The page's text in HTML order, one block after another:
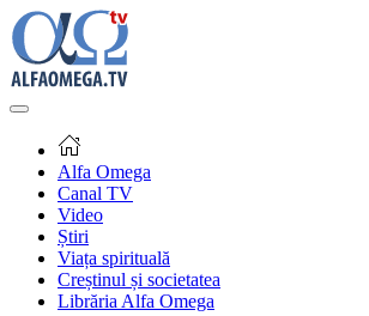
Alfa Omega
Canal TV
Video
Știri
Viața spirituală
Creștinul și societatea
Librăria Alfa Omega